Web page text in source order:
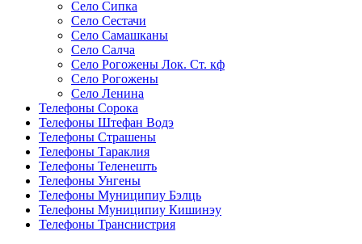
Село Сипка
Село Сестачи
Село Самашканы
Село Салча
Село Рогожены Лок. Ст. кф
Село Рогожены
Село Ленина
Телефоны Сорока
Телефоны Штефан Водэ
Телефоны Страшены
Телефоны Тараклия
Телефоны Теленешть
Телефоны Унгены
Телефоны Муниципиу Бэлць
Телефоны Муниципиу Кишинэу
Телефоны Транснистрия